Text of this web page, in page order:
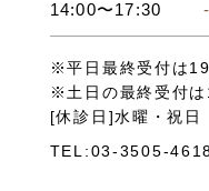
14:00〜17:30 -
※平日最終受付は
※土日の最終受付
[休診日]水曜・祝日
TEL:03-3505-